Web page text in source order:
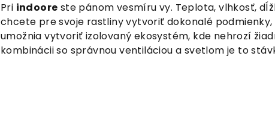
Pri indoore ste pánom vesmíru vy. Teplota, vlhkosť,
chcete pre svoje rastliny vytvoriť dokonalé
umožnia vytvoriť izolovaný ekosystém, kde nehrozí
kombinácii so správnou ventiláciou a svetlom je to